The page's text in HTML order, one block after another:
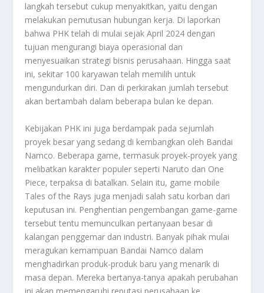
langkah tersebut cukup menyakitkan, yaitu dengan
melakukan pemutusan hubungan kerja. Di laporkan
bahwa PHK telah di mulai sejak April 2024 dengan
tujuan mengurangi biaya operasional dan
menyesuaikan strategi bisnis perusahaan. Hingga saat
ini, sekitar 100 karyawan telah memilih untuk
mengundurkan diri. Dan di perkirakan jumlah tersebut
akan bertambah dalam beberapa bulan ke depan.
Kebijakan PHK ini juga berdampak pada sejumlah
proyek besar yang sedang di kembangkan oleh Bandai
Namco. Beberapa game, termasuk proyek-proyek yang
melibatkan karakter populer seperti Naruto dan One
Piece, terpaksa di batalkan. Selain itu, game mobile
Tales of the Rays juga menjadi salah satu korban dari
keputusan ini. Penghentian pengembangan game-game
tersebut tentu memunculkan pertanyaan besar di
kalangan penggemar dan industri. Banyak pihak mulai
meragukan kemampuan Bandai Namco dalam
menghadirkan produk-produk baru yang menarik di
masa depan. Mereka bertanya-tanya apakah perubahan
ini akan memengaruhi reputasi perusahaan ke